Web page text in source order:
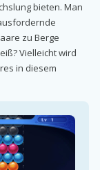
bieten. Man
zu Berge
Vielleicht wird
in diesem